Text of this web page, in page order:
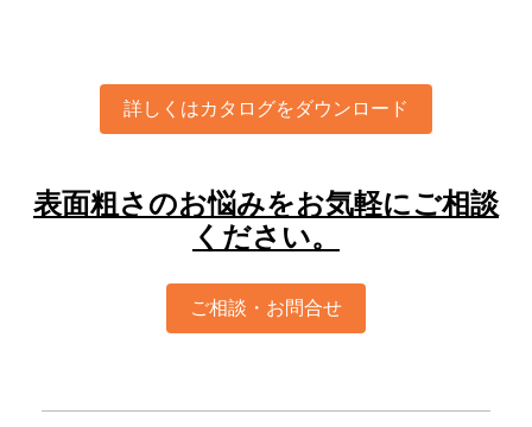
詳しくはカタログをダウンロード
表面粗さのお悩みをお気軽にご相談
ください。
ご相談・お問合せ